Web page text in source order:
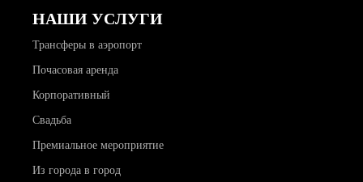
НАШИ УСЛУГИ
Трансферы в аэропорт
Почасовая аренда
Корпоративный
Свадьба
Премиальное мероприятие
Из города в город